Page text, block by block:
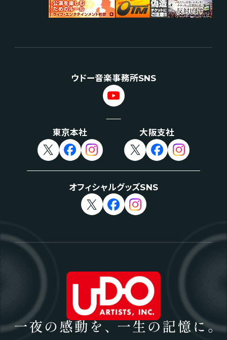
ウドー音楽事務所SNS
東京本社 大阪支社
オフィシャルグッズSNS